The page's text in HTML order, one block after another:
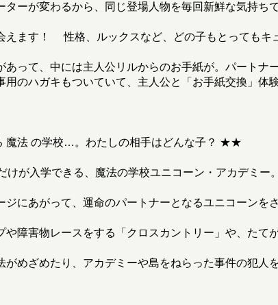
ターが変わるから、同じ登場人物を毎回新鮮な気持
ます！ 性格、ルックスなど、どの子もとってもキ
って、中には主人公リルからのお手紙が。パートナ
のハガキもついていて、主人公と「お手紙交換」体
魔法 の学校…。わたしの相手はどんな子？ ★★
けが入学できる、魔法の学校ユニコーン・アカデミ
ジにあがって、運命のパートナーとなるユニコーン
障害物レースをする「クロスカントリー」や、たて
めざめたり、アカデミーや島をねらった事件の犯人